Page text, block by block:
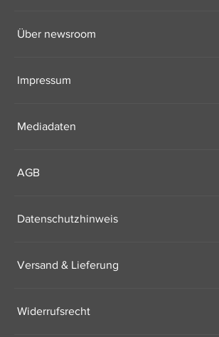
Über newsroom
Impressum
Mediadaten
AGB
Datenschutzhinweis
Versand & Lieferung
Widerrufsrecht